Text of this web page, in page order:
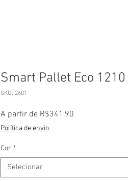
Smart Pallet Eco
SKU: 2601
A partir de R$341,90
Política de envio
Cor *
Selecionar